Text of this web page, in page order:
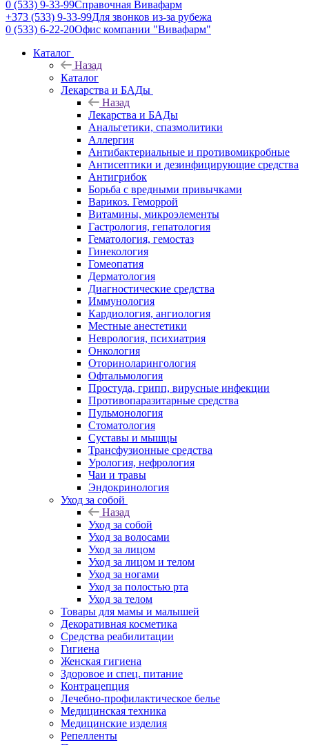
0 (533) 9-33-99Справочная Вивафарм
+373 (533) 9-33-99Для звонков из-за рубежа
0 (533) 6-22-20Офис компании "Вивафарм"
Каталог
Назад
Каталог
Лекарства и БАДы
Назад
Лекарства и БАДы
Анальгетики, спазмолитики
Аллергия
Антибактериальные и противомикробные
Антисептики и дезинфицирующие средства
Антигрибок
Борьба с вредными привычками
Варикоз. Геморрой
Витамины, микроэлементы
Гастрология, гепатология
Гематология, гемостаз
Гинекология
Гомеопатия
Дерматология
Диагностические средства
Иммунология
Кардиология, ангиология
Местные анестетики
Неврология, психиатрия
Онкология
Оториноларингология
Офтальмология
Простуда, грипп, вирусные инфекции
Противопаразитарные средства
Пульмонология
Стоматология
Суставы и мышцы
Трансфузионные средства
Урология, нефрология
Чаи и травы
Эндокринология
Уход за собой
Назад
Уход за собой
Уход за волосами
Уход за лицом
Уход за лицом и телом
Уход за ногами
Уход за полостью рта
Уход за телом
Товары для мамы и малышей
Декоративная косметика
Средства реабилитации
Гигиена
Женская гигиена
Здоровое и спец. питание
Контрацепция
Лечебно-профилактическое белье
Медицинская техника
Медицинские изделия
Репелленты